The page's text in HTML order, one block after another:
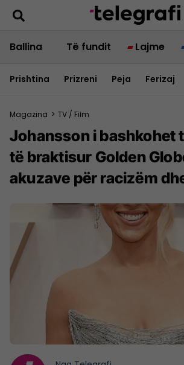
Ballina Të fundit Lajme
Prishtina Prizreni Peja Ferizaj
Magazina > TV / Film
Johansson i bashkohet
të braktisur Golden
akuzave për racizëm